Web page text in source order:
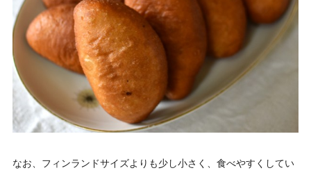
なお、フィンランドサイズよりも少し小さく、食べやすくしてい